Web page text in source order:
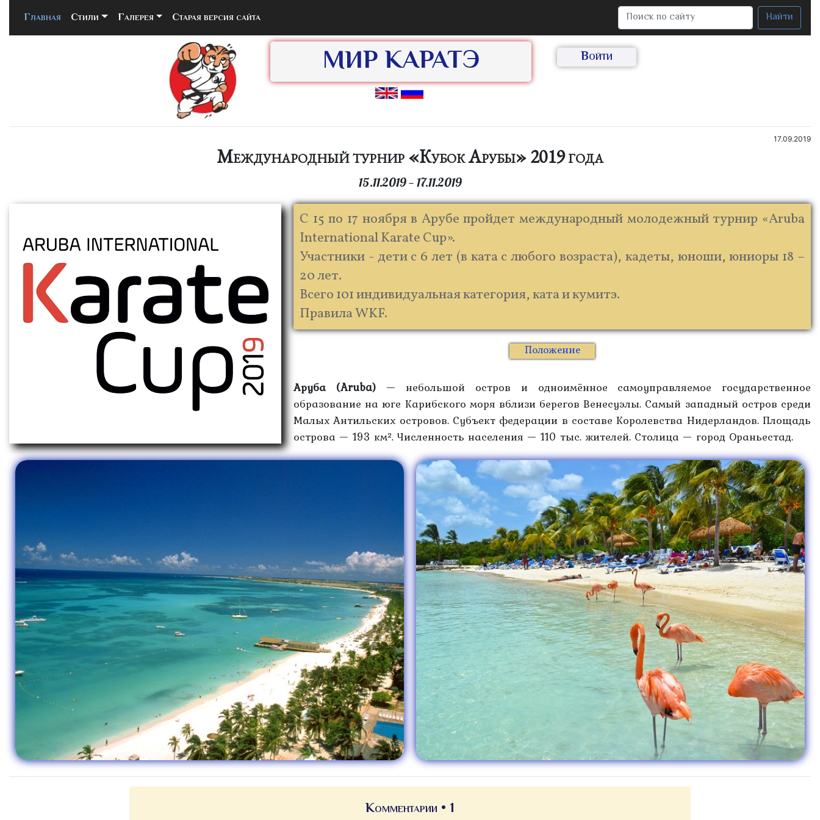
Главная (current)
Стили Галерея Старая версия сайта Найти
МИР КАРАТЭ Войти
17.09.2019
Международный турнир «Кубок Арубы» 2019 года
15.11.2019 — 17.11.2019
С 15 по 17 ноября в Арубе пройдет международный молодежный турнир «Aruba
International Karate Cup».
Участники - дети с 6 лет (в ката с любого возраста), кадеты, юноши, юниоры 18 –
20 лет.
Всего 101 индивидуальная категория, ката и кумитэ.
Правила WKF.
Положение
Аруба (Aruba)— небольшой остров и одноимённое самоуправляемое государственное
образование на юге Карибского моря вблизи берегов Венесуэлы. Самый западный остров среди
Малых Антильских островов. Субъект федерации в составе Королевства Нидерландов. Площадь
острова — 193 км². Численность населения — 110 тыс. жителей. Столица — город Ораньестад.
Комментарии • 1